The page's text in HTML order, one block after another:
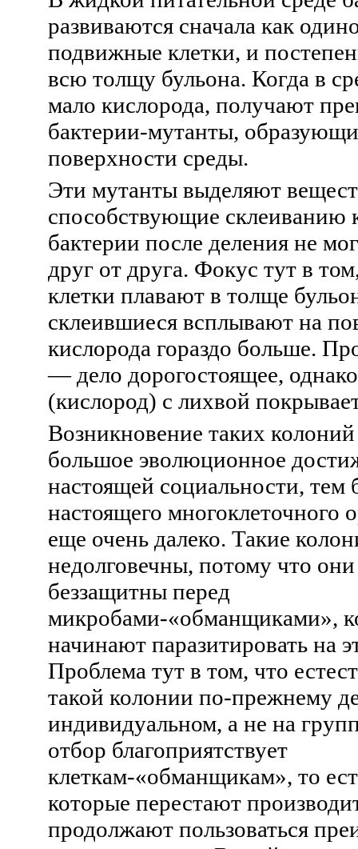
развиваются сначала как
подвижные клетки, и
всю толщу бульона. Когда в
мало кислорода, получают
бактерии-мутанты,
поверхности среды.
Эти мутанты выделяют
способствующие склеиванию
бактерии после деления не
друг от друга. Фокус тут в
клетки плавают в толще
склеившиеся всплывают на
кислорода гораздо больше.
— дело дорогостоящее,
(кислород) с лихвой
Возникновение таких
большое эволюционное
настоящей социальности, тем
настоящего многоклеточного
еще очень далеко. Такие
недолговечны, потому что
беззащитны перед
микробами-«обманщиками»,
начинают паразитировать на
Проблема тут в том, что
такой колонии по-прежнему
индивидуальном, а не на
отбор благоприятствует
клеткам-«обманщикам», то
которые перестают
продолжают пользоваться